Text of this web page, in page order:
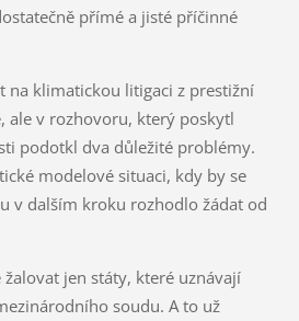
přímé a jisté příčinné
na klimatickou litigaci z prestižní
ale v rozhovoru, který poskytl
podotkl dva důležité problémy.
modelové situaci, kdy by se
v dalším kroku rozhodlo žádat od
žalovat jen státy, které uznávají
soudu. A to už